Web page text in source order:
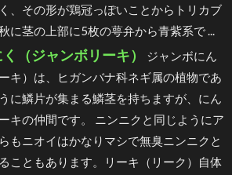
、その形が鶏冠っぽいことからトリカブ
に茎の上部に5枚の萼弁から青紫系で ...
（ジャンボリーキ）
ジャンボにん
キ）は、ヒガンバナ科ネギ属の植物であ
に鱗片が集まる鱗茎を持ちますが、にん
キの仲間です。 ニンニクと同じようにア
もニオイはかなりマシで無臭ニンニクと
こともあります。リーキ（リーク）自体